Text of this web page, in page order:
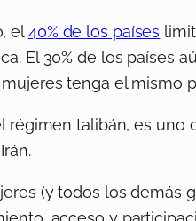
el40% de los países
El 30% de los países
tenga el mismo
régimen talibán, es uno
(y todos los demás